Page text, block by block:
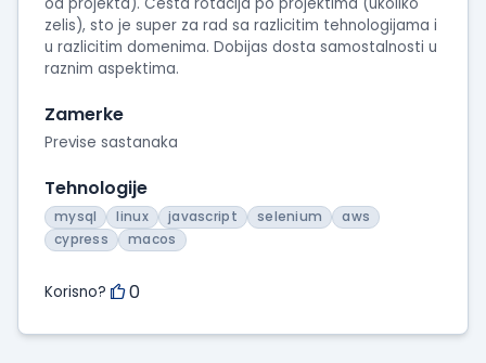
zelis), sto je super za rad sa razlicitim tehnologijama i
u razlicitim domenima. Dobijas dosta samostalnosti u
raznim aspektima.
Zamerke
Previse sastanaka
Tehnologije
mysql linux javascript selenium
aws
cypress
macos
Korisno? 0